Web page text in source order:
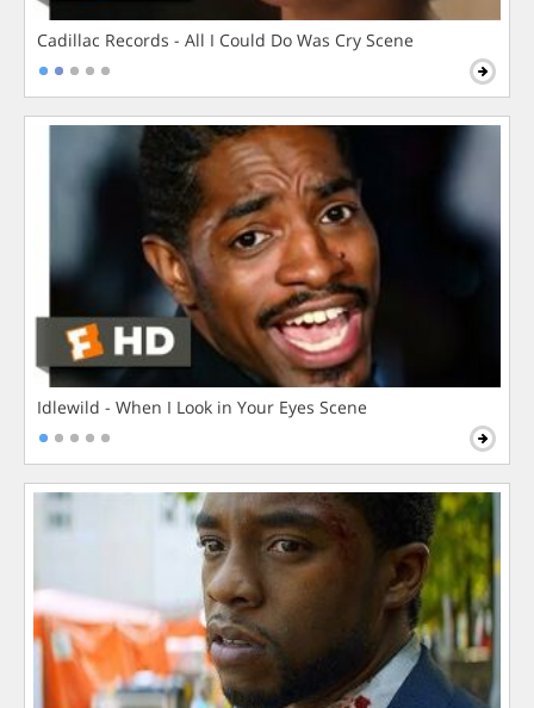
Cadillac Records - All I Could Do Was Cry Scene
Idlewild - When I Look in Your Eyes Scene